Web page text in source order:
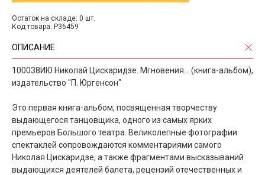
Остаток на складе: 0 шт.
Код товара: P36459
ОПИСАНИЕ
100038ИЮ Николай Цискаридзе. Мгновения... (книга-альбом),
издательство "П. Юргенсон"
Это первая книга-альбом, посвященная творчеству
выдающегося танцовщика, одного из самых ярких
премьеров Большого театра. Великолепные фотографии
спектаклей сопровождаются комментариями самого
Николая Цискаридзе, а также фрагментами высказываний
выдающихся деятелей балета, рецензий отечественных и